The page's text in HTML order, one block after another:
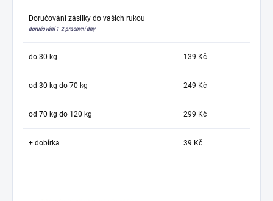
Doručování zásilky do vašich rukou
doručování 1-2 pracovní dny
do 30 kg 139 Kč
od 30 kg do 70 kg 249 Kč
od 70 kg do 120 kg 299 Kč
+ dobírka 39 Kč